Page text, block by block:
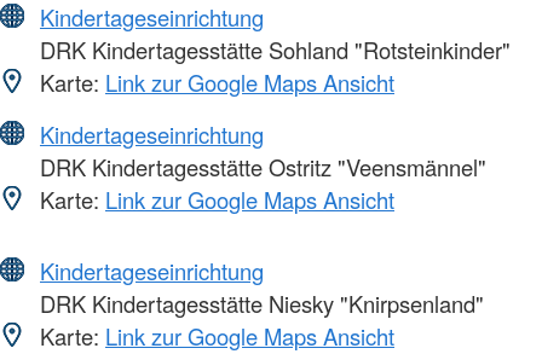
Kindertageseinrichtung
DRK Kindertagesstätte Sohland "Rotsteinkinder"
Karte: Link zur Google Maps Ansicht
Kindertageseinrichtung
DRK Kindertagesstätte Ostritz "Veensmännel"
Karte: Link zur Google Maps Ansicht
Kindertageseinrichtung
DRK Kindertagesstätte Niesky "Knirpsenland"
Karte: Link zur Google Maps Ansicht